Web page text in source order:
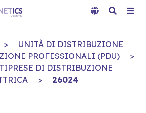
>
UNITÀ DI DISTRIBUZIONE
PROFESSIONALI (PDU)
>
DI DISTRIBUZIONE
> 26024